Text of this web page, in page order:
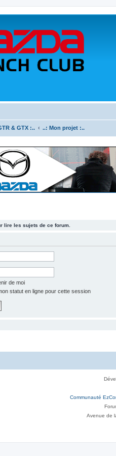
& GTX :.. ..: Mon projet :..
lire les sujets de ce forum.
de moi
statut en ligne pour cette session
Communauté
Avenue de